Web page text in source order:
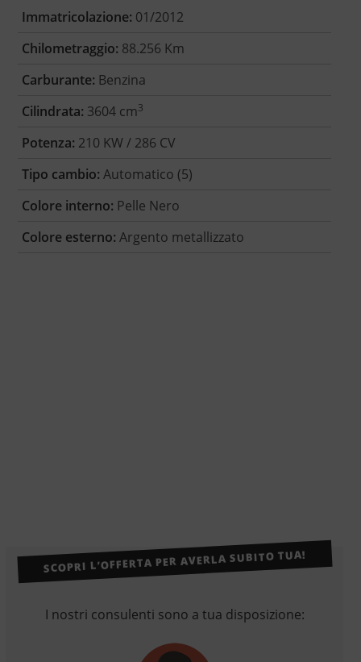
Immatricolazione: 01/2012
Chilometraggio: 88.256 Km
Carburante: Benzina
Cilindrata: 3604 cm3
Potenza: 210 KW / 286 CV
Tipo cambio: Automatico (5)
Colore interno: Pelle Nero
Colore esterno: Argento metallizzato
SCOPRI L’OFFERTA PER AVERLA SUBITO TUA!
I nostri consulenti sono a tua disposizione: